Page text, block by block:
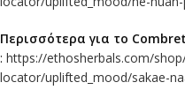
Περισσότερα για τo
: https://ethosherbals.com/
locator/uplifted_mood/sakae-